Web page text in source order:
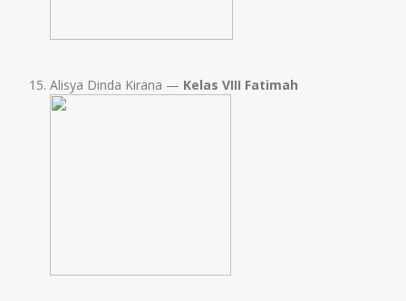
Alisya Dinda Kirana — Kelas VIII Fatimah